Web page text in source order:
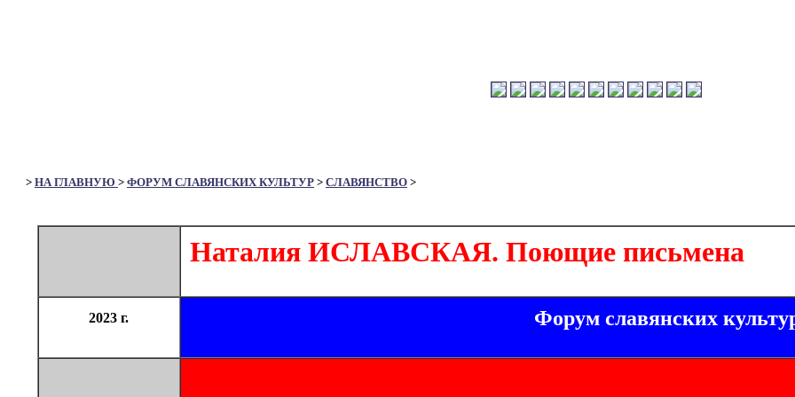
> НА ГЛАВНУЮ > ФОРУМ СЛАВЯНСКИХ КУЛЬТУР > СЛАВЯНСТВО >
Наталия ИСЛАВСКАЯ. Поющие письмена
2023 г. Форум славянских